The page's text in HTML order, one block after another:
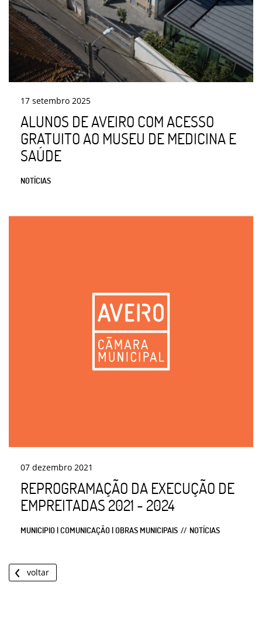
17 setembro 2025
ALUNOS DE AVEIRO COM ACESSO
GRATUITO AO MUSEU DE MEDICINA E
SAÚDE
NOTÍCIAS
07 dezembro 2021
REPROGRAMAÇÃO DA EXECUÇÃO DE
EMPREITADAS 2021 - 2024
MUNICIPIO | COMUNICAÇÃO | OBRAS MUNICIPAIS NOTÍCIAS
voltar